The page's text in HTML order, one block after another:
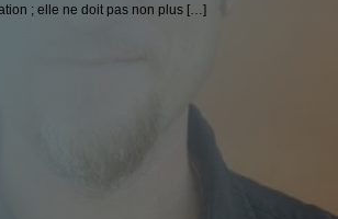
; elle ne doit pas non plus […]